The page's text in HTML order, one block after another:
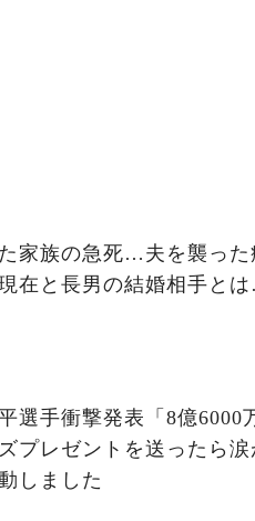
家族の急死…夫を襲っ
在と長男の結婚相手と
選手衝撃発表「8億6000
プレゼントを送ったら
しました